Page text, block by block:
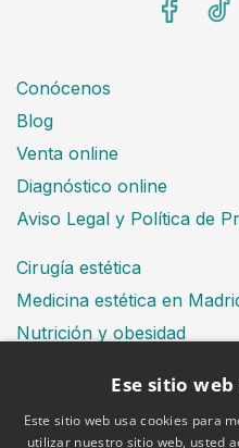
Conócenos
Blog
Venta online
Diagnóstico online
Aviso Legal y Política de
Cirugía estética
Medicina estética en
Nutrición y obesidad
Financiación
Ese sitio
Este sitio web usa cookies para
utilizar nuestro sitio web, usted